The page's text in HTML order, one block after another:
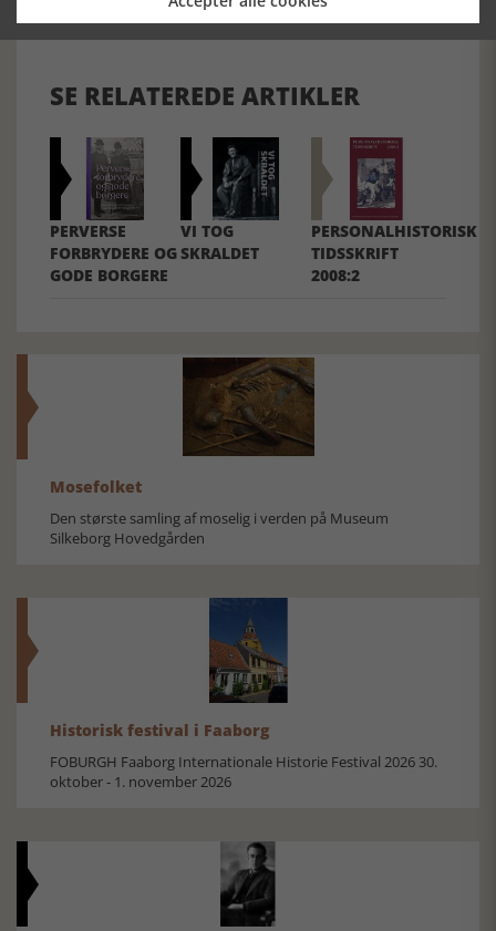
Forrige artikel
SE RELATEREDE ARTIKLER
PERVERSE
FORBRYDERE OG
GODE BORGERE
VI TOG
SKRALDET
PERSONALHISTORISK
TIDSSKRIFT
2008:2
Mosefolket
Den største samling af moselig i verden på Museum
Silkeborg Hovedgården
Historisk festival i Faaborg
FOBURGH Faaborg Internationale Historie Festival 2026 30.
oktober - 1. november 2026